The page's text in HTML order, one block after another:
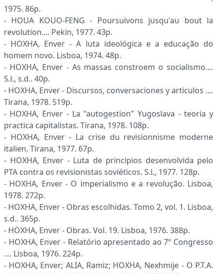
1975. 86p.
- HOUA KOUO-FENG - Poursuivons jusqu'au bout la
revolution.... Pekin, 1977. 43p.
- HOXHA, Enver - A luta ideológica e a educação do
homem novo. Lisboa, 1974. 48p.
- HOXHA, Enver - As massas constroem o socialismo....
S.l., s.d.. 40p.
- HOXHA, Enver - Discursos, conversaciones y articulos ....
Tirana, 1978. 519p.
- HOXHA, Enver - La "autogestion" Yugoslava - teoria y
practica capitalistas. Tirana, 1978. 108p.
- HOXHA, Enver - La crise du revisionnisme moderne
italien. Tirana, 1977. 67p.
- HOXHA, Enver - Luta de princípios desenvolvida pelo
PTA contra os revisionistas soviéticos. S.l., 1977. 128p.
- HOXHA, Enver - O imperialismo e a revolução. Lisboa,
1978. 272p.
- HOXHA, Enver - Obras escolhidas. Tomo 2, vol. 1. Lisboa,
s.d.. 365p.
- HOXHA, Enver - Obras. Vol. 19. Lisboa, 1976. 388p.
- HOXHA, Enver - Relatório apresentado ao 7º Congresso
.... Lisboa, 1976. 224p.
- HOXHA, Enver; ALIA, Ramiz; HOXHA, Nexhmije - O P.T.A.